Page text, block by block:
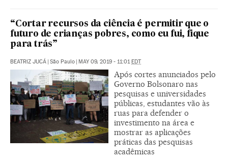
“Cortar recursos da ciência é permitir que o
futuro de crianças pobres, como eu fui, fique
para trás”
BEATRIZ JUCÁ | São Paulo | MAY 09, 2019 - 11:01EDT
Após cortes anunciados pelo
Governo Bolsonaro nas
pesquisas e universidades
públicas, estudantes vão às
ruas para defender o
investimento na área e
mostrar as aplicações
práticas das pesquisas
acadêmicas